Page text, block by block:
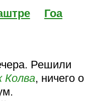
Гоа
Решили
Колва, ничего о